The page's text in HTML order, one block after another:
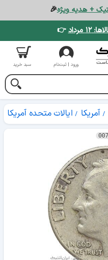
+ هدیه ویژه🎉
مرداد 👉
ورود | ثبت‌نام سبد خرید
آمریکا ایالات متحده آمریکا